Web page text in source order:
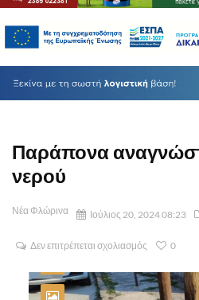
Παράπονα
νερού
Νέα Φλώρινα Ιούλιος 20, 2024 08:23
Δεν επιτρέπεται σχολιασμός 0